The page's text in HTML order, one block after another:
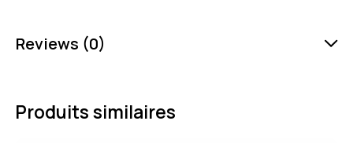
Reviews (0)
Produits similaires